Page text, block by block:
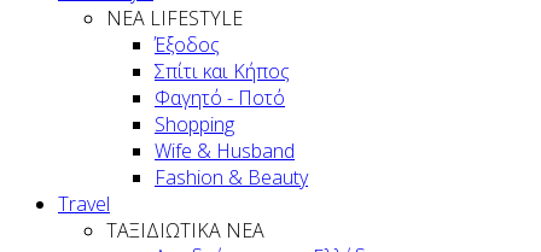
ΝΕΑ LIFESTYLE
Έξοδος
Σπίτι και Κήπος
Φαγητό - Ποτό
Shopping
Wife & Husband
Fashion & Beauty
Travel
ΤΑΞΙΔΙΩΤΙΚΑ ΝΕΑ